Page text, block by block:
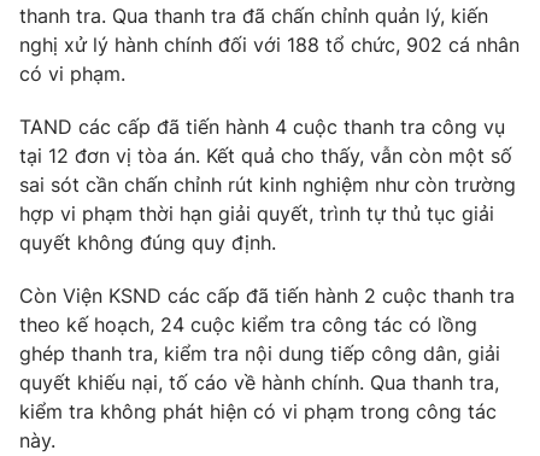
thanh tra. Qua thanh tra đã chấn chỉnh quản lý, kiến
nghị xử lý hành chính đối với 188 tổ chức, 902 cá nhân
có vi phạm.
TAND các cấp đã tiến hành 4 cuộc thanh tra công vụ
tại 12 đơn vị tòa án. Kết quả cho thấy, vẫn còn một số
sai sót cần chấn chỉnh rút kinh nghiệm như còn trường
hợp vi phạm thời hạn giải quyết, trình tự thủ tục giải
quyết không đúng quy định.
Còn Viện KSND các cấp đã tiến hành 2 cuộc thanh tra
theo kế hoạch, 24 cuộc kiểm tra công tác có lồng
ghép thanh tra, kiểm tra nội dung tiếp công dân, giải
quyết khiếu nại, tố cáo về hành chính. Qua thanh tra,
kiểm tra không phát hiện có vi phạm trong công tác
này.